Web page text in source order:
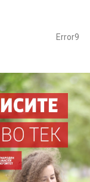
Error9